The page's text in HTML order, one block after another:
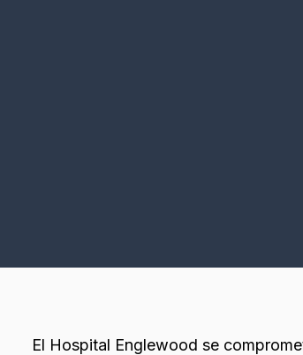
El Hospital Englewood se